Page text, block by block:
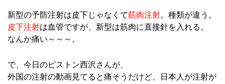
新型の予防注射は皮下じゃなくて筋肉注射。種類が違う。
皮下注射は血管ですが、新型は筋肉に直接針を入れる。
なんか痛い～～～。
で、今日のピストン西沢さんが、
外国の注射の動画見てると痛そうだけど、日本人が注射が